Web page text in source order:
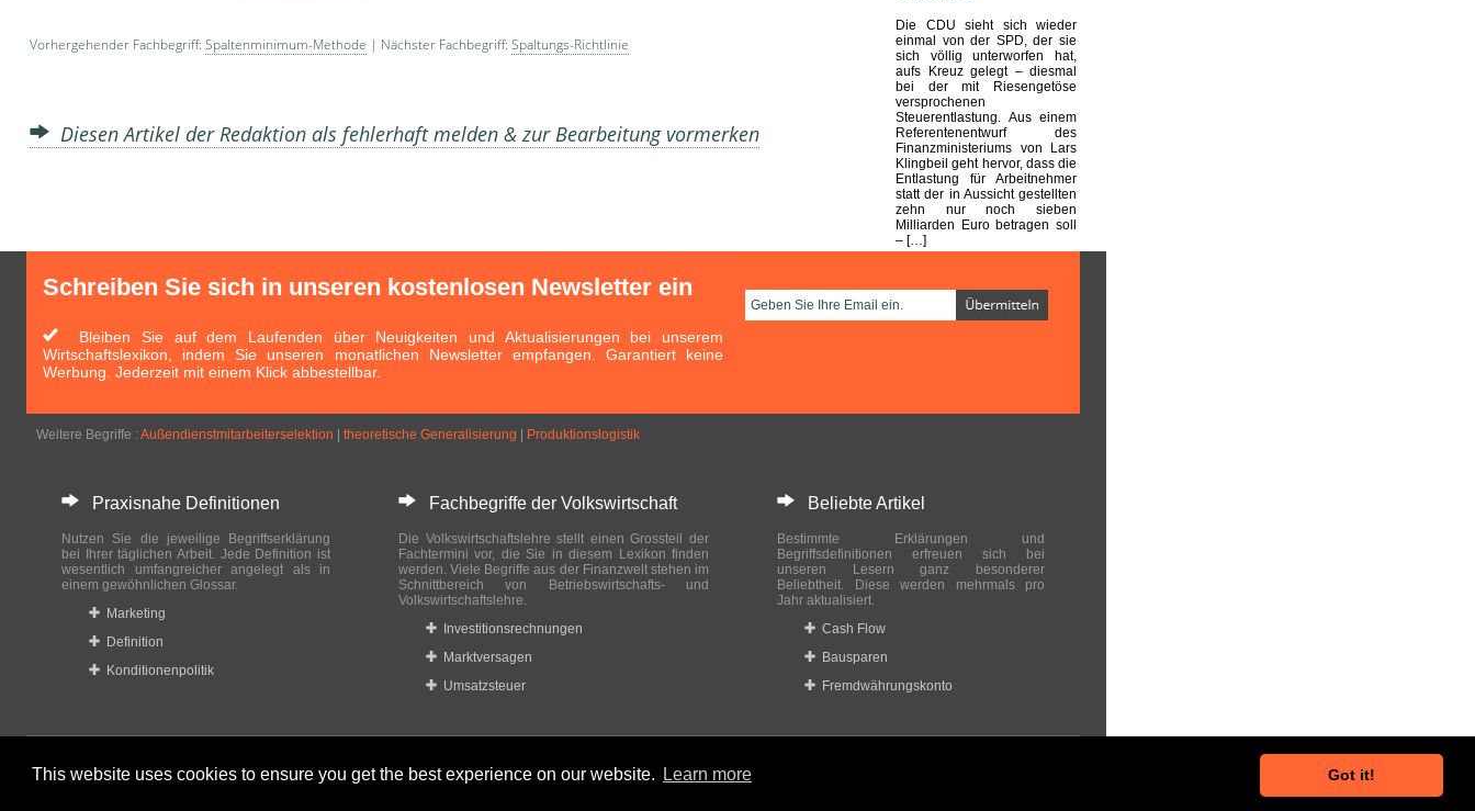
This website uses cookies to ensure you get the best experience on our website. Learn more Got it!
Vorhergehender Fachbegriff: Spaltenminimum-Methode | Nächster Fachbegriff: Spaltungs-Richtlinie
Diesen Artikel der Redaktion als fehlerhaft melden & zur Bearbeitung vormerken
Die CDU sieht sich wieder
einmal von der SPD, der sie
sich völlig unterworfen hat,
aufs Kreuz gelegt – diesmal
bei der mit Riesengetöse
versprochenen
Steuerentlastung. Aus einem
Referentenentwurf des
Finanzministeriums von Lars
Klingbeil geht hervor, dass die
Entlastung für Arbeitnehmer
statt der in Aussicht gestellten
zehn nur noch sieben
Milliarden Euro betragen soll
– […]
Schreiben Sie sich in unseren kostenlosen Newsletter ein
Bleiben Sie auf dem Laufenden über Neuigkeiten und Aktualisierungen bei unserem
Wirtschaftslexikon, indem Sie unseren monatlichen Newsletter empfangen. Garantiert keine
Werbung. Jederzeit mit einem Klick abbestellbar.
Weitere Begriffe : Außendienstmitarbeiterselektion theoretische Generalisierung Produktionslogistik
Praxisnahe Definitionen
Nutzen Sie die jeweilige Begriffserklärung
bei Ihrer täglichen Arbeit. Jede Definition ist
wesentlich umfangreicher angelegt als in
einem gewöhnlichen Glossar.
Marketing
Definition
Konditionenpolitik
Fachbegriffe der Volkswirtschaft
Die Volkswirtschaftslehre stellt einen Grossteil der
Fachtermini vor, die Sie in diesem Lexikon finden
werden. Viele Begriffe aus der Finanzwelt stehen im
Schnittbereich von Betriebswirtschafts- und
Volkswirtschaftslehre.
Investitionsrechnungen
Marktversagen
Umsatzsteuer
Beliebte Artikel
Bestimmte Erklärungen und
Begriffsdefinitionen erfreuen sich bei
unseren Lesern ganz besonderer
Beliebtheit. Diese werden mehrmals pro
Jahr aktualisiert.
Cash Flow
Bausparen
Fremdwährungskonto